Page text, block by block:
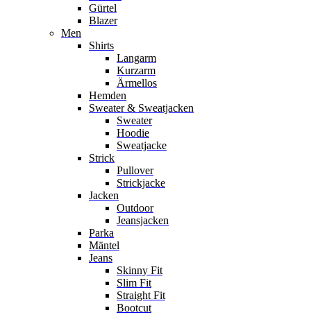
Gürtel
Blazer
Men
Shirts
Langarm
Kurzarm
Ärmellos
Hemden
Sweater & Sweatjacken
Sweater
Hoodie
Sweatjacke
Strick
Pullover
Strickjacke
Jacken
Outdoor
Jeansjacken
Parka
Mäntel
Jeans
Skinny Fit
Slim Fit
Straight Fit
Bootcut